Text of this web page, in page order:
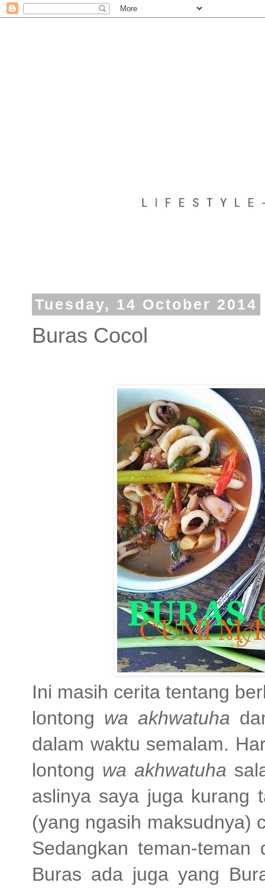
Tuesday, 14 October 2014
Buras Cocol
Ini masih cerita tentang
lontong wa akhwatuha
dalam waktu semalam.
lontong wa akhwatuha
aslinya saya juga kurang
(yang ngasih maksudnya)
Sedangkan teman-
Buras ada juga yang